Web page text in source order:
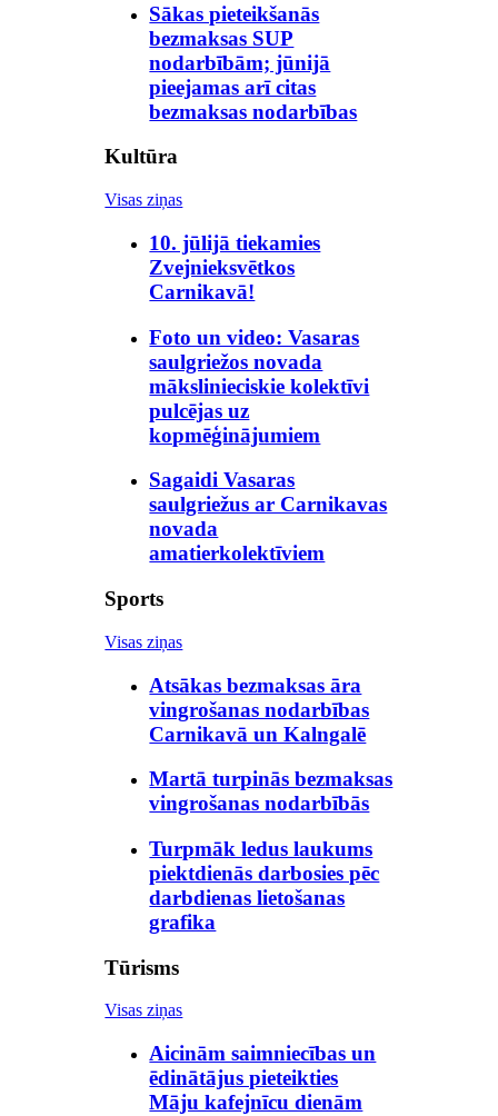
Sākas pieteikšanās
bezmaksas SUP
nodarbībām; jūnijā
pieejamas arī citas
bezmaksas nodarbības
Kultūra
Visas ziņas
10. jūlijā tiekamies
Zvejnieksvētkos
Carnikavā!
Foto un video: Vasaras
saulgriežos novada
mākslinieciskie kolektīvi
pulcējas uz
kopmēģinājumiem
Sagaidi Vasaras
saulgriežus ar Carnikavas
novada
amatierkolektīviem
Sports
Visas ziņas
Atsākas bezmaksas āra
vingrošanas nodarbības
Carnikavā un Kalngalē
Martā turpinās bezmaksas
vingrošanas nodarbībās
Turpmāk ledus laukums
piektdienās darbosies pēc
darbdienas lietošanas
grafika
Tūrisms
Visas ziņas
Aicinām saimniecības un
ēdinātājus pieteikties
Māju kafejnīcu dienām